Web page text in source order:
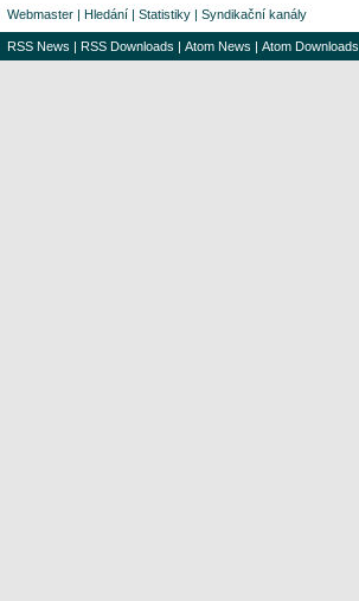
Webmaster | Hledání | Statistiky | Syndikační kanály
RSS News | RSS Downloads | Atom News | Atom Downloads